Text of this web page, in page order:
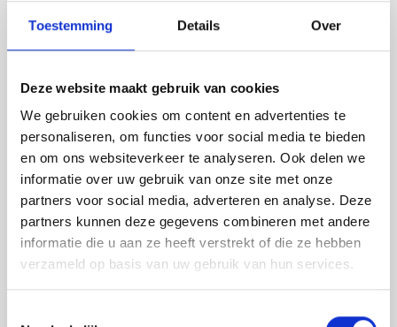
Toestemming Details Over
Deze website maakt gebruik van cookies
We gebruiken cookies om content en advertenties te
personaliseren, om functies voor social media te bieden
en om ons websiteverkeer te analyseren. Ook delen we
informatie over uw gebruik van onze site met onze
partners voor social media, adverteren en analyse. Deze
partners kunnen deze gegevens combineren met andere
informatie die u aan ze heeft verstrekt of die ze hebben
verzameld op basis van uw gebruik van hun services.